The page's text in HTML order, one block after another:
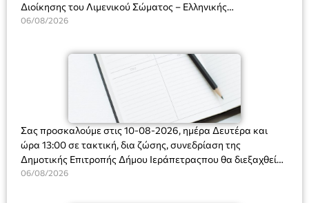
Διοίκησης του Λιμενικού Σώματος – Ελληνικής
Ακτοφυλακής (Λ.Σ.-ΕΛ.ΑΚΤ.), Αρχιπλοίαρχο Λ.Σ. κ. Ιωάννη
06/08/2026
Σας προσκαλούμε στις 10-08-2026, ημέρα Δευτέρα και
ώρα 13:00 σε τακτική, δια ζώσης, συνεδρίαση της
Δημοτικής Επιτροπής Δήμου Ιεράπετραςπου θα διεξαχθεί
στο Δημοτικό Κατάστημα, Δημοκρατίας 31 στην αίθουσα
06/08/2026